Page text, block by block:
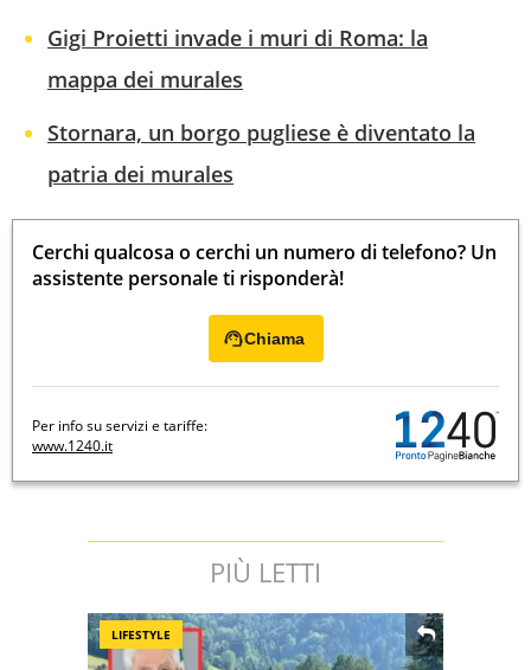
Gigi Proietti invade i muri di Roma: la
mappa dei murales
Stornara, un borgo pugliese è diventato la
patria dei murales
Cerchi qualcosa o cerchi un numero di telefono? Un
assistente personale ti risponderà!
Chiama
Per info su servizi e tariffe:
www.1240.it
PIÙ LETTI
LIFESTYLE